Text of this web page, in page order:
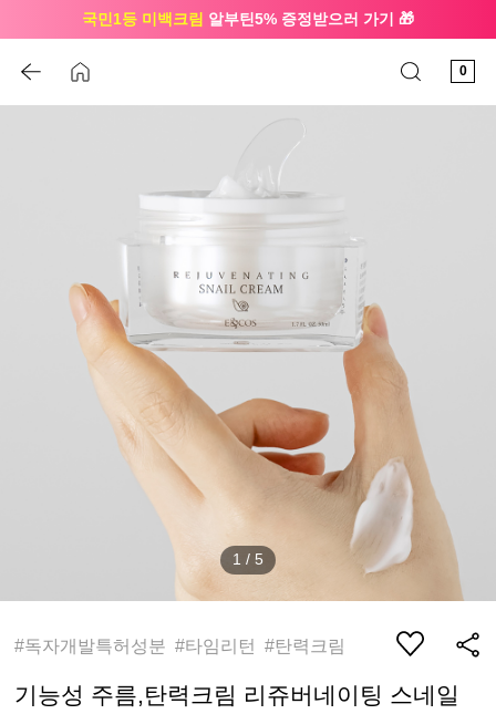
국민1등 미백크림 알부틴5% 증정받으러 가기 🎁
0
1 / 5
#독자개발특허성분 #타임리턴 #탄력크림
기능성 주름,탄력크림 리쥬버네이팅 스네일